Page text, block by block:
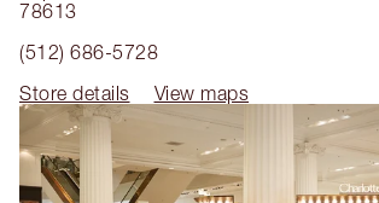
78613
(512) 686-5728
Store details
View maps